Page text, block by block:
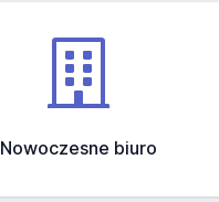
Nowoczesne biuro